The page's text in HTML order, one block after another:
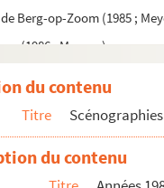
Berg-op-Zoom (1985 ;
(1986 ; Moreau)
(1986 ; Ackerman)
du contenu
Titre
du contenu